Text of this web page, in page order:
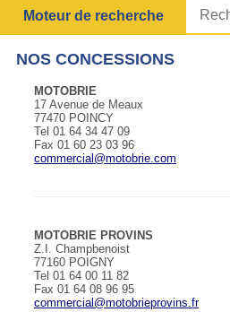
Moteur de recherche
NOS CONCESSIONS
MOTOBRIE
17 Avenue de Meaux
77470 POINCY
Tel 01 64 34 47 09
Fax 01 60 23 03 96
commercial@motobrie.com
MOTOBRIE PROVINS
Z.I. Champbenoist
77160 POIGNY
Tel 01 64 00 11 82
Fax 01 64 08 96 95
commercial@motobrieprovins.fr